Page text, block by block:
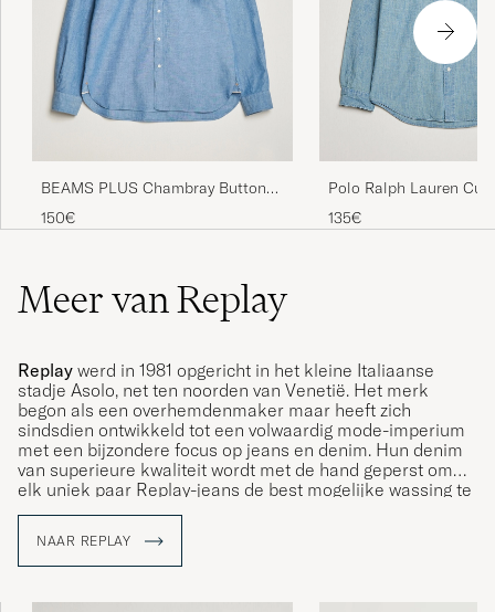
BEAMS PLUS Chambray Button
Down Shirt Blue
150€
Polo Ralph Lauren
Shirt Chambray
135€
Meer van Replay
Replay werd in 1981 opgericht in het kleine Italiaanse
stadje Asolo, net ten noorden van Venetië. Het merk
begon als een overhemdenmaker maar heeft zich
sindsdien ontwikkeld tot een volwaardig mode-imperium
met een bijzondere focus op jeans en denim. Hun denim
van superieure kwaliteit wordt met de hand geperst om
elk uniek paar Replay-jeans de best mogelijke wassing te
NAAR REPLAY